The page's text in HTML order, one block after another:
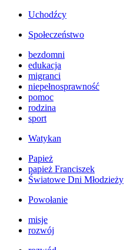
Uchodźcy
Społeczeństwo
bezdomni
edukacja
migranci
niepełnosprawność
pomoc
rodzina
sport
Watykan
Papież
papież Franciszek
Światowe Dni Młodzieży
Powołanie
misje
rozwój